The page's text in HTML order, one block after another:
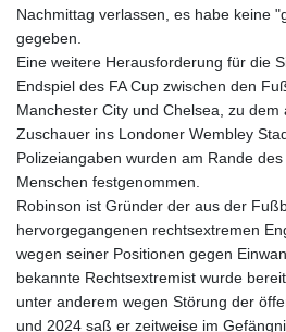
Nachmittag verlassen, es habe keine
gegeben.
Eine weitere Herausforderung für die
Endspiel des FA Cup zwischen den
Manchester City und Chelsea, zu
Zuschauer ins Londoner Wembley
Polizeiangaben wurden am Rande
Menschen festgenommen.
Robinson ist Gründer der aus der
hervorgegangenen rechtsextremen
wegen seiner Positionen gegen
bekannte Rechtsextremist wurde
unter anderem wegen Störung der
und 2024 saß er zeitweise im